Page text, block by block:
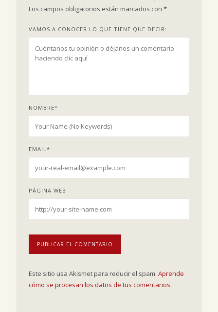
Los campos obligatorios están marcados con *
VAMOS A CONOCER LO QUE TIENE QUE DECIR:
NOMBRE*
EMAIL*
PÁGINA WEB
Este sitio usa Akismet para reducir el spam. Aprende
cómo se procesan los datos de tus comentarios.